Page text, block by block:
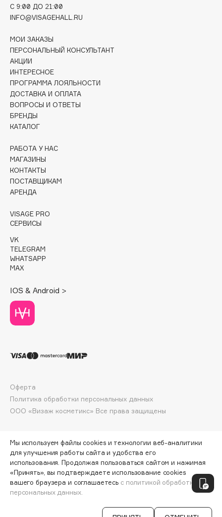
Clarins
Clarins Precious
Clinique
Clive Christian
Club De Nuit
Collagenina
Consly
Corimo
CosRX
Crescina
Cunzite
Curaprox
D
DABO
DARLING*
Davines
Deonica
Dessange
Dolce & Gabbana
Dorco
DP Daily Perfection
Dr. Vranjes Firenze
Dr.Ceuracle
Dr.Jart+
Dyson
ПО ЗОЛОТОЙ КАРТЕ:234 ₽
ДОБАВИТЬ В КОРЗИНУ 260 ₽
C 9:00 ДО 21:00
INFO@VISAGEHALL.RU
МОИ ЗАКАЗЫ
ПЕРСОНАЛЬНЫЙ КОНСУЛЬТАНТ
АКЦИИ
ИНТЕРЕСНОЕ
ПРОГРАММА ЛОЯЛЬНОСТИ
ДОСТАВКА И ОПЛАТА
ВОПРОСЫ И ОТВЕТЫ
БРЕНДЫ
КАТАЛОГ
РАБОТА У НАС
МАГАЗИНЫ
КОНТАКТЫ
ПОСТАВЩИКАМ
АРЕНДА
VISAGE PRO
СЕРВИСЫ
VK
TELEGRAM
WHATSAPP
MAX
IOS & Android >
ООО «Визаж косметикс» Все права защищены
Оферта
Политика обработки персональных данных
Мы используем файлы cookies и технологии веб-аналитики
для улучшения работы сайта и удобства его
использования. Продолжая пользоваться сайтом и нажимая
«Принять», вы подтверждаете использование cookies
вашего браузера и соглашаетесь с политикой обработки
персональных данных.